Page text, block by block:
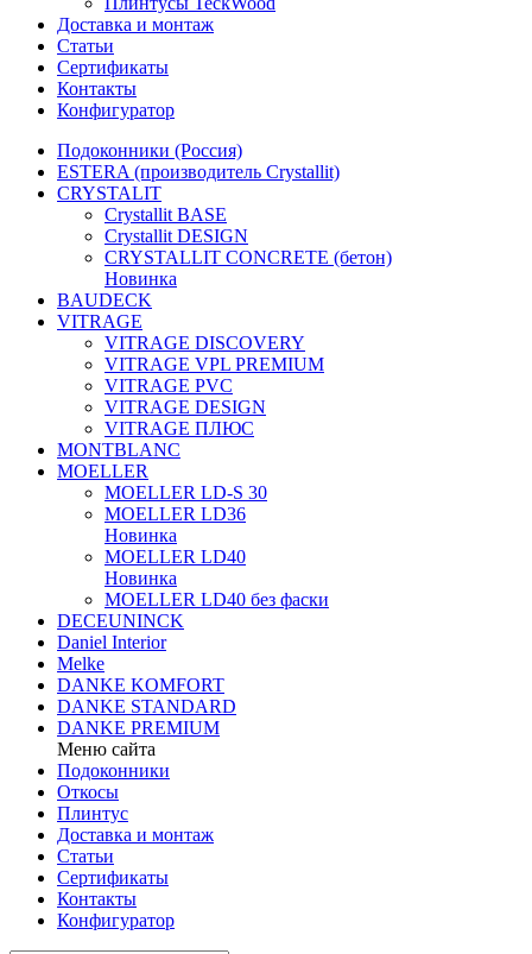
Доставка и монтаж
Статьи
Сертификаты
Контакты
Конфигуратор
Подоконники (Россия)
ESTERA (производитель Crystallit)
CRYSTALIT
Crystallit BASE
Crystallit DESIGN
CRYSTALLIT CONCRETE (бетон)
Новинка
BAUDECK
VITRAGE
VITRAGE DISCOVERY
VITRAGE VPL PREMIUM
VITRAGE PVC
VITRAGE DESIGN
VITRAGE ПЛЮС
MONTBLANC
MOELLER
MOELLER LD-S 30
MOELLER LD36
Новинка
MOELLER LD40
Новинка
MOELLER LD40 без фаски
DECEUNINCK
Daniel Interior
Melke
DANKE KOMFORT
DANKE STANDARD
DANKE PREMIUM
Меню сайта
Подоконники
Откосы
Плинтус
Доставка и монтаж
Статьи
Сертификаты
Контакты
Конфигуратор